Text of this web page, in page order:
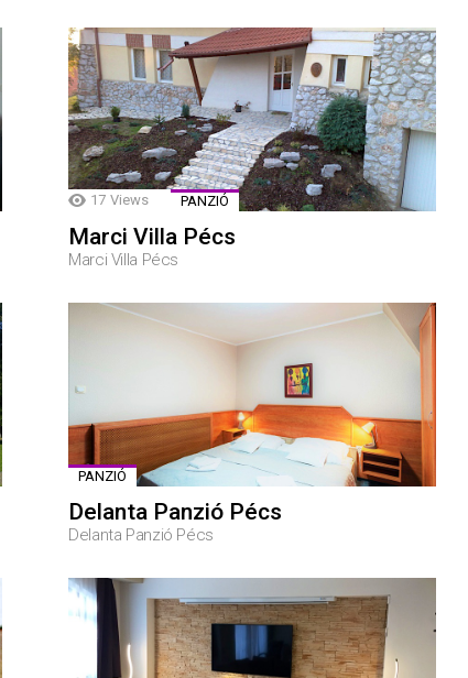
17 Views PANZIÓ
Marci Villa Pécs
Marci Villa Pécs
PANZIÓ
Delanta Panzió Pécs
Delanta Panzió Pécs